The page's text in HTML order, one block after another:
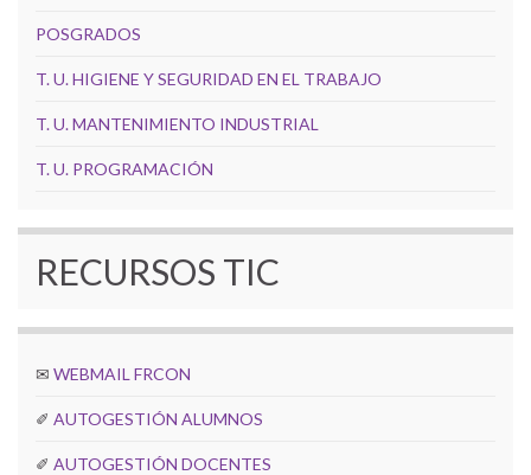
POSGRADOS
T. U. HIGIENE Y SEGURIDAD EN EL TRABAJO
T. U. MANTENIMIENTO INDUSTRIAL
T. U. PROGRAMACIÓN
RECURSOS TIC
✉ WEBMAIL FRCON
✐ AUTOGESTIÓN ALUMNOS
✐ AUTOGESTIÓN DOCENTES